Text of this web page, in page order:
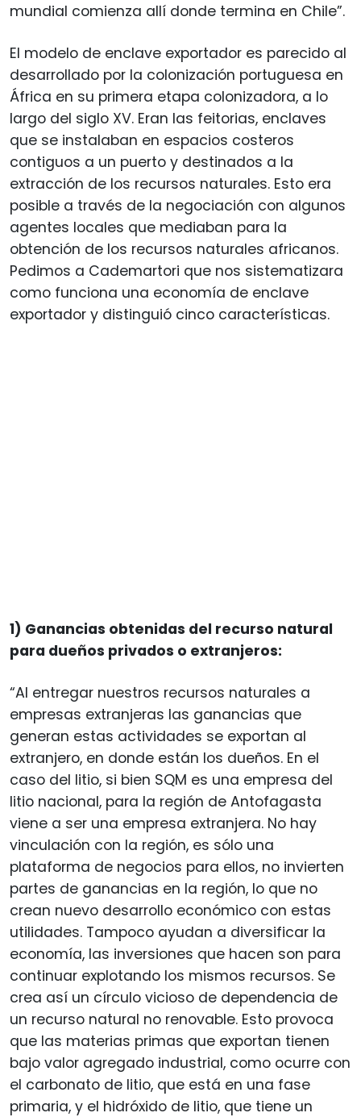
mundial comienza allí donde termina en Chile”.
El modelo de enclave exportador es parecido al
desarrollado por la colonización portuguesa en
África en su primera etapa colonizadora, a lo
largo del siglo XV. Eran las feitorias, enclaves
que se instalaban en espacios costeros
contiguos a un puerto y destinados a la
extracción de los recursos naturales. Esto era
posible a través de la negociación con algunos
agentes locales que mediaban para la
obtención de los recursos naturales africanos.
Pedimos a Cademartori que nos sistematizara
como funciona una economía de enclave
exportador y distinguió cinco características.
1) Ganancias obtenidas del recurso natural
para dueños privados o extranjeros:
“Al entregar nuestros recursos naturales a
empresas extranjeras las ganancias que
generan estas actividades se exportan al
extranjero, en donde están los dueños. En el
caso del litio, si bien SQM es una empresa del
litio nacional, para la región de Antofagasta
viene a ser una empresa extranjera. No hay
vinculación con la región, es sólo una
plataforma de negocios para ellos, no invierten
partes de ganancias en la región, lo que no
crean nuevo desarrollo económico con estas
utilidades. Tampoco ayudan a diversificar la
economía, las inversiones que hacen son para
continuar explotando los mismos recursos. Se
crea así un círculo vicioso de dependencia de
un recurso natural no renovable. Esto provoca
que las materias primas que exportan tienen
bajo valor agregado industrial, como ocurre con
el carbonato de litio, que está en una fase
primaria, y el hidróxido de litio, que tiene un